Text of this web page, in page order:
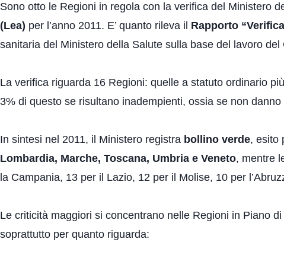
Sono otto le Regioni in regola con la verifica del Ministero
(Lea) per l’anno 2011. E’ quanto rileva il Rapporto
sanitaria del Ministero della Salute sulla base del lavoro
La verifica riguarda 16 Regioni: quelle a statuto ordinario
3% di questo se risultano inadempienti, ossia se non
In sintesi nel 2011, il Ministero registra bollino verde, esito
Lombardia, Marche, Toscana, Umbria e Veneto, mentre
la Campania, 13 per il Lazio, 12 per il Molise, 10 per
Le criticità maggiori si concentrano nelle Regioni in Piano
soprattutto per quanto riguarda: